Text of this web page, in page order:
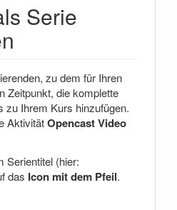
Serie
zu dem für Ihren
Zeitpunkt, die komplette
zu Ihrem Kurs hinzufügen.
AktivitätOpencast Video
Serientitel (hier:
das Icon mit dem Pfeil.